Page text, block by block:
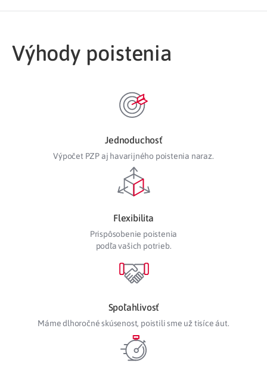
Výhody poistenia
Jednoduchosť
Výpočet PZP aj havarijného poistenia naraz.
Flexibilita
Prispôsobenie poistenia
podľa vašich potrieb.
Spoľahlivosť
Máme dlhoročné skúsenost, poistili sme už tisíce áut.